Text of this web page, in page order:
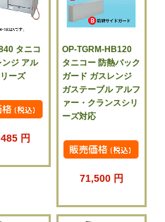
タニコ
ンジ アル
ーズ
円
OP-TGRM-HB120
タニコー 防熱バック
ガード ガスレンジ
ガステーブル アルフ
ァー・クランスシリ
ーズ対応
71,500 円